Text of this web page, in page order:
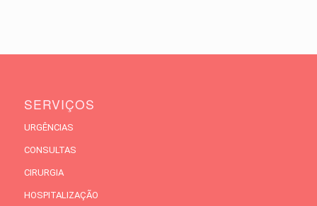
SERVIÇOS
URGÊNCIAS
CONSULTAS
CIRURGIA
HOSPITALIZAÇÃO